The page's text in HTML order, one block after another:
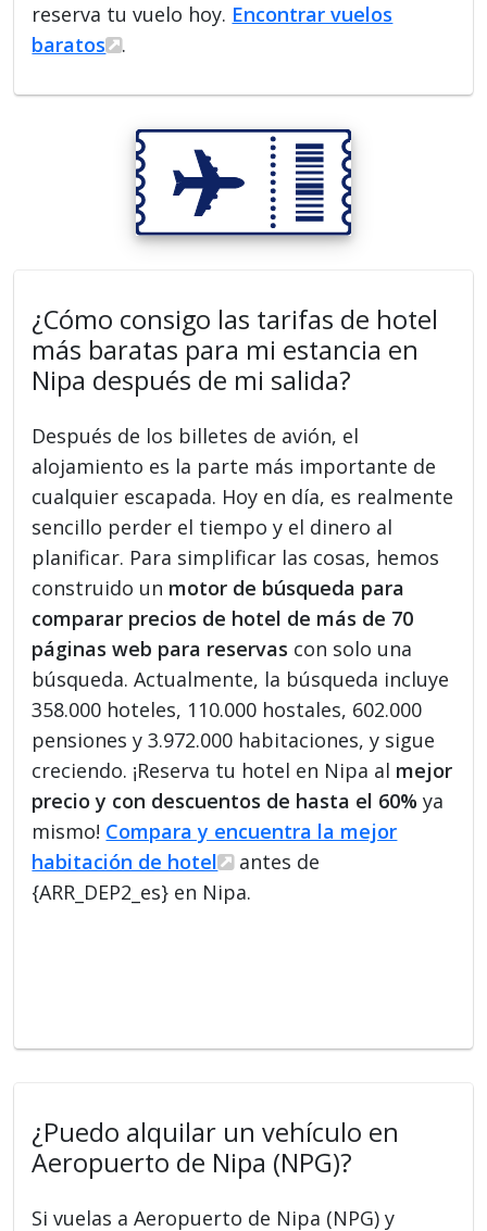
reserva tu vuelo hoy. Encontrar vuelos
baratos
.
¿Cómo consigo las tarifas de hotel
más baratas para mi estancia en
Nipa después de mi salida?
Después de los billetes de avión, el
alojamiento es la parte más importante de
cualquier escapada. Hoy en día, es realmente
sencillo perder el tiempo y el dinero al
planificar. Para simplificar las cosas, hemos
construido un motor de búsqueda para
comparar precios de hotel de más de 70
páginas web para reservas con solo una
búsqueda. Actualmente, la búsqueda incluye
358.000 hoteles, 110.000 hostales, 602.000
pensiones y 3.972.000 habitaciones, y sigue
creciendo. ¡Reserva tu hotel en Nipa al mejor
precio y con descuentos de hasta el 60% ya
mismo! Compara y encuentra la mejor
habitación de hotel
antes de
{ARR_DEP2_es} en Nipa.
¿Puedo alquilar un vehículo en
Aeropuerto de Nipa (NPG)?
Si vuelas a Aeropuerto de Nipa (NPG) y